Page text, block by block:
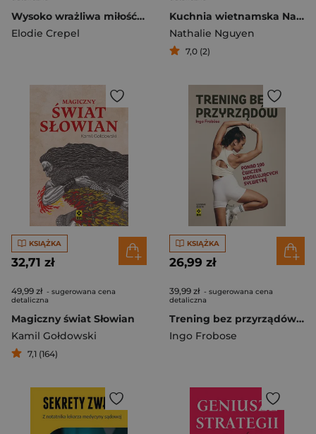
Wysoko wrażliwa miłość Jak żyć z osobą neuroróżnorodną
Elodie Crepel
Kuchnia wietnamska Najlepsze przepisy
Nathalie Nguyen
7,0 (2)
KSIĄŻKA
32,71 zł
49,99 zł - sugerowana cena
detaliczna
Magiczny świat Słowian
Kamil Gołdowski
7,1 (164)
KSIĄŻKA
26,99 zł
39,99 zł - sugerowana cena
detaliczna
Trening bez przyrządów wyd. 2026
Ingo Frobose